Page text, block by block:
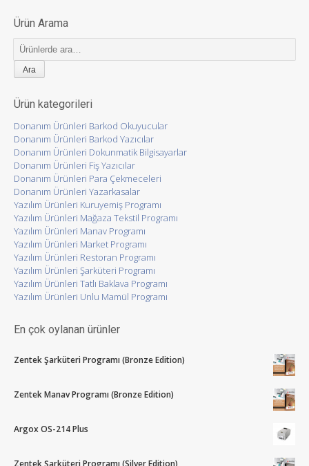
Ürün Arama
Ara:
Ürün kategorileri
Donanım Ürünleri Barkod Okuyucular
Donanım Ürünleri Barkod Yazıcılar
Donanım Ürünleri Dokunmatik Bilgisayarlar
Donanım Ürünleri Fiş Yazıcılar
Donanım Ürünleri Para Çekmeceleri
Donanım Ürünleri Yazarkasalar
Yazılım Ürünleri Kuruyemiş Programı
Yazılım Ürünleri Mağaza Tekstil Programı
Yazılım Ürünleri Manav Programı
Yazılım Ürünleri Market Programı
Yazılım Ürünleri Restoran Programı
Yazılım Ürünleri Şarküteri Programı
Yazılım Ürünleri Tatlı Baklava Programı
Yazılım Ürünleri Unlu Mamül Programı
En çok oylanan ürünler
Zentek Şarküteri Programı (Bronze Edition)
Zentek Manav Programı (Bronze Edition)
Argox OS-214 Plus